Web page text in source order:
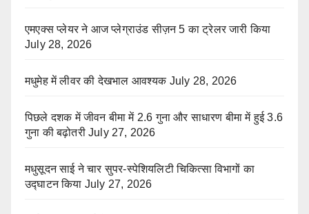
एमएक्स प्लेयर ने आज प्लेग्राउंड सीज़न 5 का ट्रेलर जारी किया
July 28, 2026
मधुमेह में लीवर की देखभाल आवश्यक July 28, 2026
पिछले दशक में जीवन बीमा में 2.6 गुना और साधारण बीमा में हुई 3.6
गुना की बढ़ोतरी July 27, 2026
मधुसूदन साई ने चार सुपर-स्पेशियलिटी चिकित्सा विभागों का
उद्घाटन किया July 27, 2026